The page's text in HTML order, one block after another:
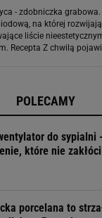
- zdobniczka
na której
liście
Recepta Z chwilą
POLECAMY
do sypialni
które nie
porcelana to